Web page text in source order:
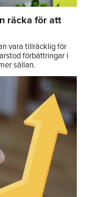
räcka för att
vara tillräcklig för
förbättringar i
sällan.